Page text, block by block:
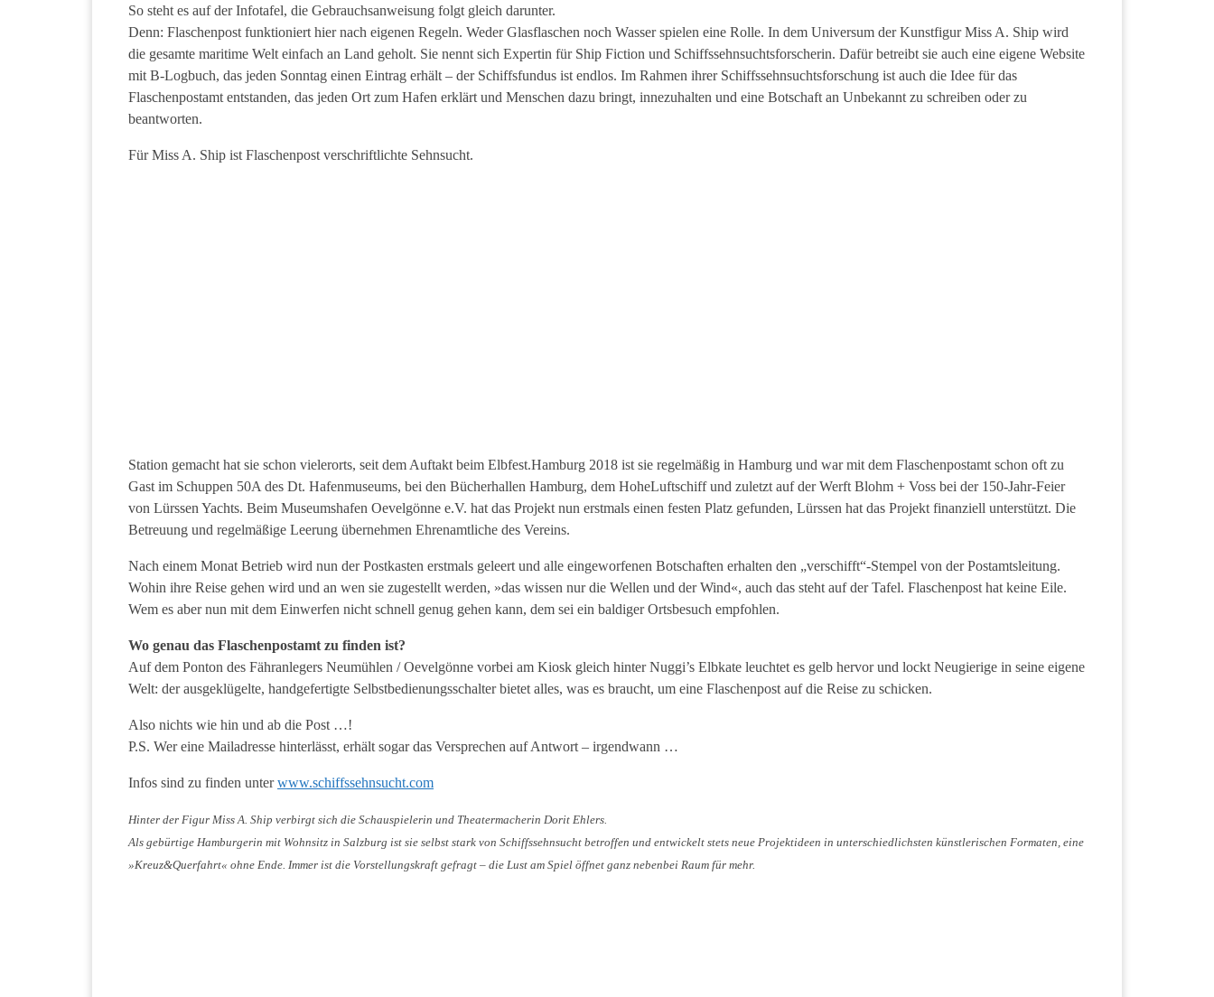
So steht es auf der Infotafel, die Gebrauchsanweisung folgt gleich darunter.
Denn: Flaschenpost funktioniert hier nach eigenen Regeln. Weder Glasflaschen noch Wasser spielen eine Rolle. In dem Universum der Kunstfigur Miss A. Ship wird
die gesamte maritime Welt einfach an Land geholt. Sie nennt sich Expertin für Ship Fiction und Schiffssehnsuchtsforscherin. Dafür betreibt sie auch eine eigene Website
mit B-Logbuch, das jeden Sonntag einen Eintrag erhält – der Schiffsfundus ist endlos. Im Rahmen ihrer Schiffssehnsuchtsforschung ist auch die Idee für das
Flaschenpostamt entstanden, das jeden Ort zum Hafen erklärt und Menschen dazu bringt, innezuhalten und eine Botschaft an Unbekannt zu schreiben oder zu
beantworten.
Für Miss A. Ship ist Flaschenpost verschriftlichte Sehnsucht.
Station gemacht hat sie schon vielerorts, seit dem Auftakt beim Elbfest.Hamburg 2018 ist sie regelmäßig in Hamburg und war mit dem Flaschenpostamt schon oft zu
Gast im Schuppen 50A des Dt. Hafenmuseums, bei den Bücherhallen Hamburg, dem HoheLuftschiff und zuletzt auf der Werft Blohm + Voss bei der 150-Jahr-Feier
von Lürssen Yachts. Beim Museumshafen Oevelgönne e.V. hat das Projekt nun erstmals einen festen Platz gefunden, Lürssen hat das Projekt finanziell unterstützt. Die
Betreuung und regelmäßige Leerung übernehmen Ehrenamtliche des Vereins.
Nach einem Monat Betrieb wird nun der Postkasten erstmals geleert und alle eingeworfenen Botschaften erhalten den „verschifft“-Stempel von der Postamtsleitung.
Wohin ihre Reise gehen wird und an wen sie zugestellt werden, »das wissen nur die Wellen und der Wind«, auch das steht auf der Tafel. Flaschenpost hat keine Eile.
Wem es aber nun mit dem Einwerfen nicht schnell genug gehen kann, dem sei ein baldiger Ortsbesuch empfohlen.
Wo genau das Flaschenpostamt zu finden ist?
Auf dem Ponton des Fähranlegers Neumühlen / Oevelgönne vorbei am Kiosk gleich hinter Nuggi’s Elbkate leuchtet es gelb hervor und lockt Neugierige in seine eigene
Welt: der ausgeklügelte, handgefertigte Selbstbedienungsschalter bietet alles, was es braucht, um eine Flaschenpost auf die Reise zu schicken.
Also nichts wie hin und ab die Post …!
P.S. Wer eine Mailadresse hinterlässt, erhält sogar das Versprechen auf Antwort – irgendwann …
Infos sind zu finden unterwww.schiffssehnsucht.com
Hinter der Figur Miss A. Ship verbirgt sich die Schauspielerin und Theatermacherin Dorit Ehlers.
Als gebürtige Hamburgerin mit Wohnsitz in Salzburg ist sie selbst stark von Schiffssehnsucht betroffen und entwickelt stets neue Projektideen in unterschiedlichsten künstlerischen Formaten, eine
»Kreuz&Querfahrt« ohne Ende. Immer ist die Vorstellungskraft gefragt – die Lust am Spiel öffnet ganz nebenbei Raum für mehr.